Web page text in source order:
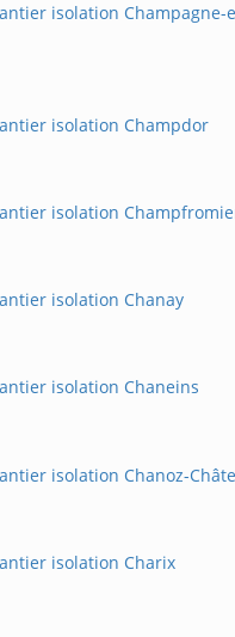
isolation Champagne-
isolation Champdor
isolation
isolation Chanay
isolation Chaneins
isolation Chanoz-
isolation Charix